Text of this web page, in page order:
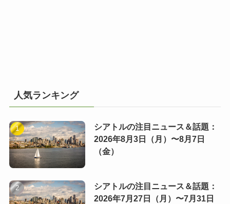
人気ランキング
シアトルの注目ニュース＆話題：
2026年8月3日（月）〜8月7日
（金）
シアトルの注目ニュース＆話題：
2026年7月27日（月）〜7月31日